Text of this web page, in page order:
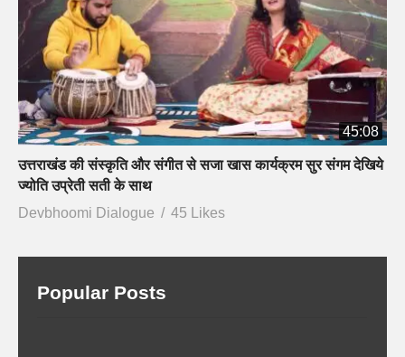
45:08
उत्तराखंड की संस्कृति और संगीत से सजा खास कार्यक्रम सुर संगम देखिये
ज्योति उप्रेती सती के साथ
Devbhoomi Dialogue
45 Likes
Popular Posts